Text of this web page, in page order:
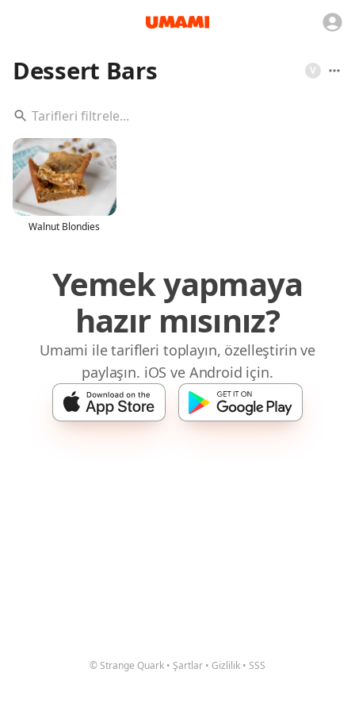
Dessert Bars V
Walnut Blondies
Yemek yapmaya
hazır mısınız?
Umami ile tarifleri toplayın, özelleştirin ve
paylaşın. iOS ve Android için.
© Strange Quark • Şartlar • Gizlilik • SSS